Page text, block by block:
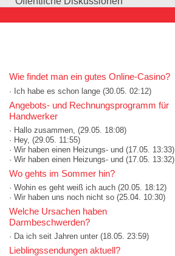
Wie findet man ein gutes Online-Casino?
· Ich habe es schon lange (30.05. 02:12)
Angebots- und Rechnungsprogramm für
Handwerker
· Hallo zusammen, (29.05. 18:08)
· Hey, (29.05. 11:55)
· Wir haben einen Heizungs- und (17.05. 13:33)
· Wir haben einen Heizungs- und (17.05. 13:32)
Wo gehts im Sommer hin?
· Wohin es geht weiß ich auch (20.05. 18:12)
· Wir haben uns noch nicht so (25.04. 10:30)
Welche Ursachen haben
Darmbeschwerden?
· Da ich seit Jahren unter (18.05. 23:59)
Lieblingssendungen aktuell?
Auswahlmöglichkeiten